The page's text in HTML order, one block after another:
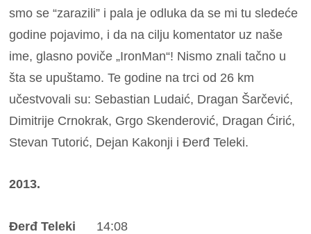
smo se “zarazili” i pala je odluka da se mi tu sledeće
godine pojavimo, i da na cilju komentator uz naše
ime, glasno poviče „IronMan“! Nismo znali tačno u
šta se upuštamo. Te godine na trci od 26 km
učestvovali su: Sebastian Ludaić, Dragan Šarčević,
Dimitrije Crnokrak, Grgo Skenderović, Dragan Ćirić,
Stevan Tutorić, Dejan Kakonji i Đerđ Teleki.
2013.
Đerđ Teleki 14:08